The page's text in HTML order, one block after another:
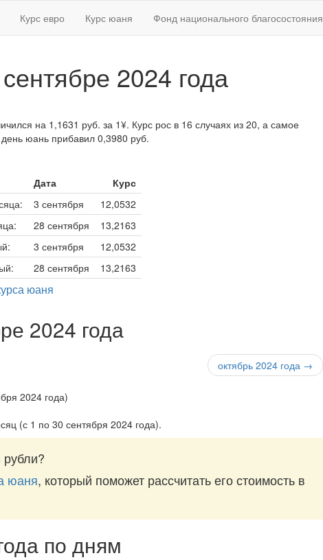
Курс евро Курс юаня Фонд национального благосостояния
2024 года
на 1,1631 руб. за 1¥. Курс рос в 16 случаях из 20, а самое
юань прибавил 0,3980 руб.
Дата
Курс
3 сентября
12,0532
28 сентября
13,2163
3 сентября
12,0532
28 сентября 13,2163
юаня
2024 года
октябрь 2024 года →
(с 1 по 30 сентября 2024 года).
юаня, который поможет рассчитать его стоимость в
по дням